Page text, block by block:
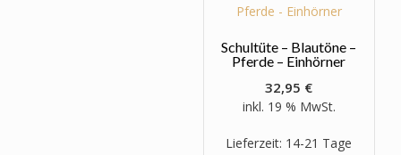
Schultüte – Blautöne –
Pferde – Einhörner
32,95 €
inkl. 19 % MwSt.
Lieferzeit: 14-21 Tage